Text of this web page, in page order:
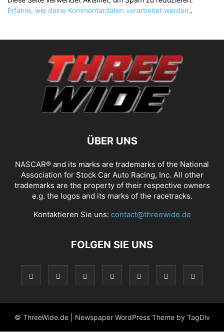
Erfahre, wie deine Kommentardaten verarbeitet werden..
ÜBER UNS
NASCAR® and its marks are trademarks of the National
Association for Stock Car Auto Racing, Inc. All other
trademarks are the property of their respective owners
e.g. the logos and its marks of the racetracks.
Kontaktieren Sie uns: contact@threewide.de
FOLGEN SIE UNS
© ThreeWide.de | Newspaper WordPress Theme by TagDiv